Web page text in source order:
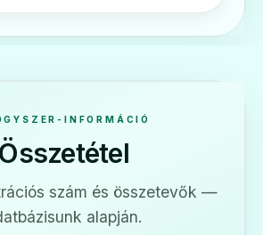
INFORMÁCIÓ
Összetétel
szám és összetevők —
alapján.